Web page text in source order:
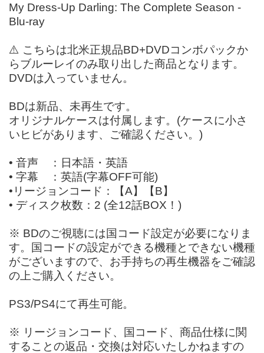
My Dress-Up Darling: The Complete Season -
Blu-ray
⚠️ こちらは北米正規品BD+DVDコンボパックか
らブルーレイのみ取り出した商品となります。
DVDは入っていません。
BDは新品、未再生です。
オリジナルケースは付属します。(ケースに小さ
いヒビがあります、ご確認ください。)
• 音声 ：日本語・英語
• 字幕 ：英語(字幕OFF可能)
•リージョンコード：【A】【B】
• ディスク枚数：2 (全12話BOX！)
※ BDのご視聴には国コード設定が必要になりま
す。国コードの設定ができる機種とできない機種
がございますので、お手持ちの再生機器をご確認
の上ご購入ください。
PS3/PS4にて再生可能。
※ リージョンコード、国コード、商品仕様に関
することの返品・交換は対応いたしかねますの